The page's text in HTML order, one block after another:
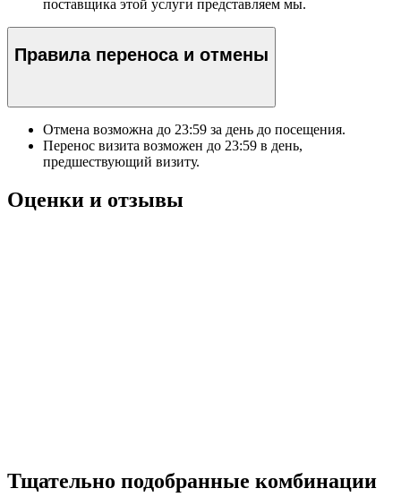
поставщика этой услуги представляем мы.
Правила переноса и отмены
Отмена возможна до 23:59 за день до посещения.
Перенос визита возможен до 23:59 в день,
предшествующий визиту.
Оценки и отзывы
Тщательно подобранные комбинации